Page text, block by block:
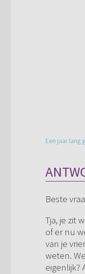
Een jaar lang
Beste
Tja, je zit
of er nu
van je
weten.
eigenlijk?